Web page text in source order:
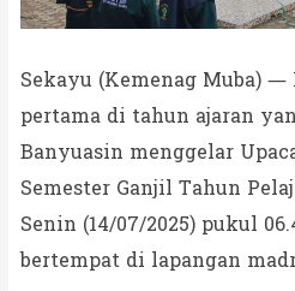
Sekayu (Kemenag Muba)
pertama di tahun ajaran
Banyuasin menggelar
Semester Ganjil Tahun
Senin (14/07/2025) pukul
bertempat di lapangan